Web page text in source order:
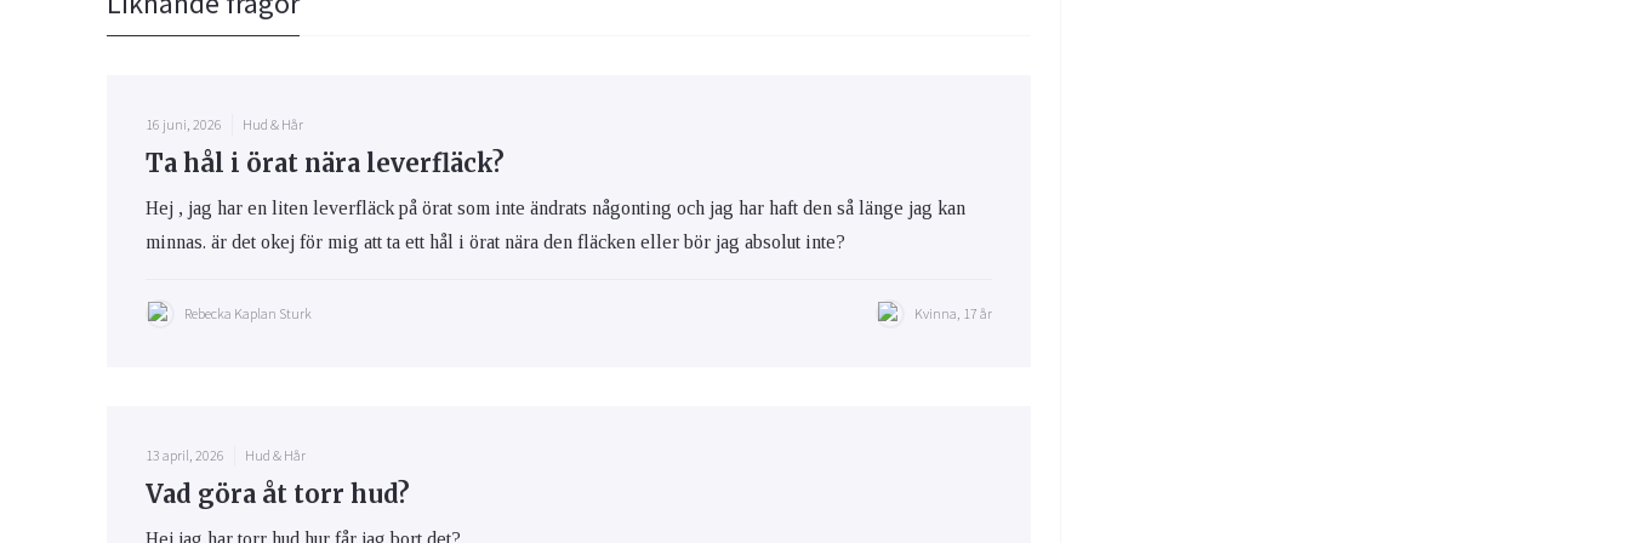
16 juni, 2026 Hud & Hår
Ta hål i örat nära leverfläck?
Hej , jag har en liten leverfläck på örat som inte ändrats någonting och jag har haft den så länge jag kan
minnas. är det okej för mig att ta ett hål i örat nära den fläcken eller bör jag absolut inte?
Rebecka Kaplan Sturk Kvinna, 17 år
13 april, 2026 Hud & Hår
Vad göra åt torr hud?
Hej jag har torr hud hur får jag bort det?